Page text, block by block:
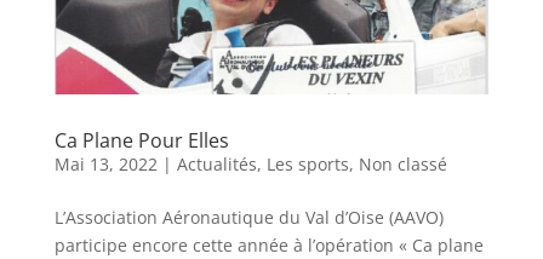
Ca Plane Pour Elles
Mai 13, 2022 | Actualités, Les sports, Non classé
L’Association Aéronautique du Val d’Oise (AAVO)
participe encore cette année à l’opération « Ca plane